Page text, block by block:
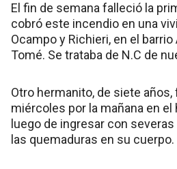
El fin de semana falleció la
cobró este incendio en una
Ocampo y Richieri, en el
Tomé. Se trataba de N.C de
Otro hermanito, de siete
miércoles por la mañana en
luego de ingresar con
las quemaduras en su cuerpo.